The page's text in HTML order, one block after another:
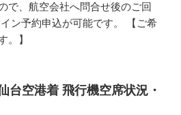
で、航空会社へ問合せ後のご回
ン予約申込が可能です。 【ご希
。】
空港着 飛行機空席状況・